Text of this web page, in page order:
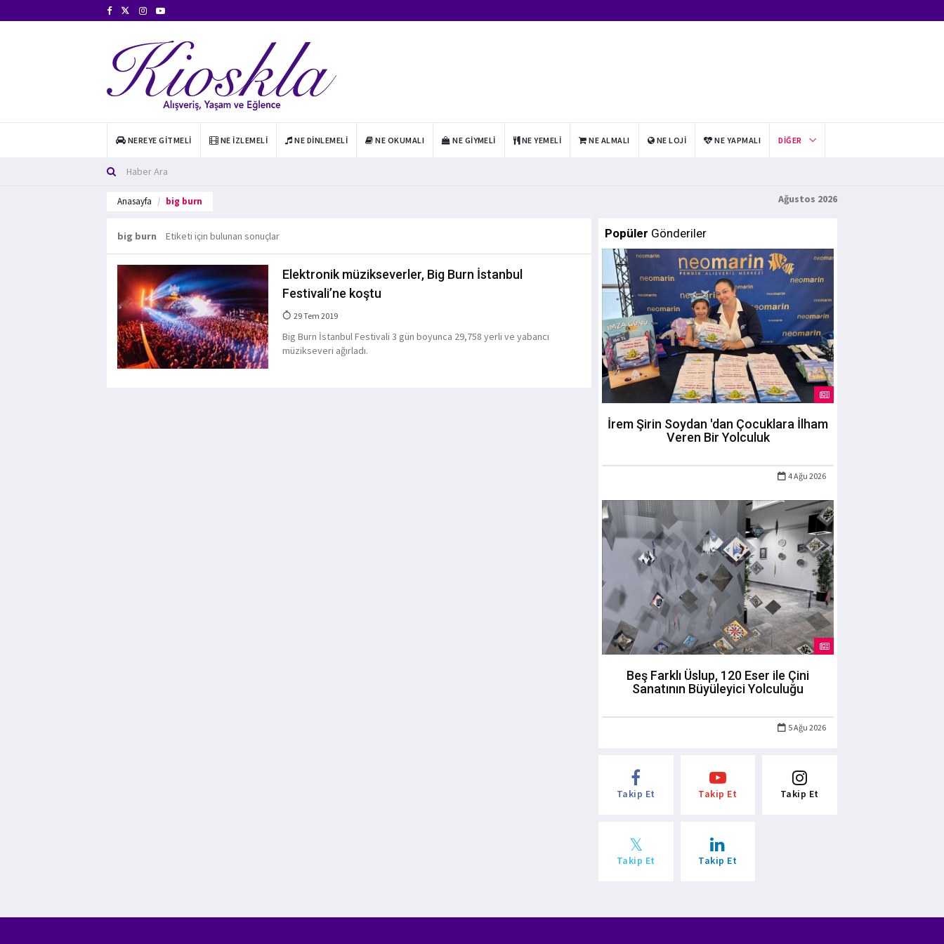
NEREYE GITMELI NE İZLEMELI NE DINLEMELI NE OKUMALI NE GIYMELI NE YEMELI NE ALMALI NE LOJI NE YAPMALI DIĞER
Anasayfa big burn Ağustos 2026
big burn Etiketi için bulunan sonuçlar
Elektronik müzikseverler, Big Burn İstanbul
Festivali’ne koştu
29 Tem 2019
Big Burn İstanbul Festivali 3 gün boyunca 29,758 yerli ve yabancı
müzikseveri ağırladı.
Popüler Gönderiler
İrem Şirin Soydan 'dan Çocuklara İlham
Veren Bir Yolculuk
4 Ağu 2026
Beş Farklı Üslup, 120 Eser ile Çini
Sanatının Büyüleyici Yolculuğu
5 Ağu 2026
Takip Et Takip Et Takip Et
Takip Et Takip Et